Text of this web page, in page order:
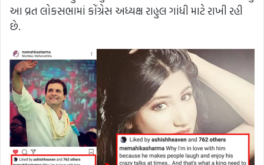
આ વ્રત લોકસભામાં કોંગ્રેસ અધ્યક્ષ રાહુલ ગાંધી માટે રાખી રહી
છે.